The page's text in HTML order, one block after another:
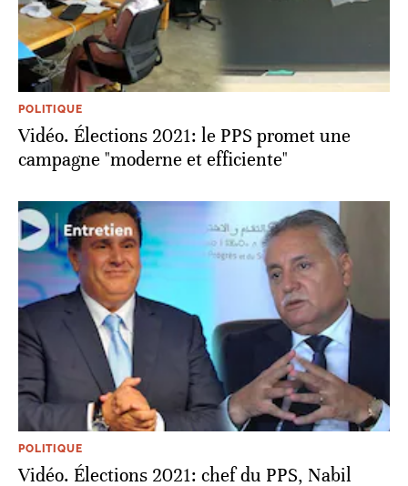
POLITIQUE
Vidéo. Élections 2021: le PPS promet une
campagne "moderne et efficiente"
POLITIQUE
Vidéo. Élections 2021: chef du PPS, Nabil